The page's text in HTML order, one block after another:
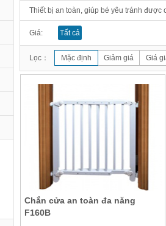
Thiết bị an toàn, giúp bé yêu tránh được
Giá: Tất cả
Lọc： Mặc định Giảm giá Giá
Chắn cửa an toàn đa năng
F160B